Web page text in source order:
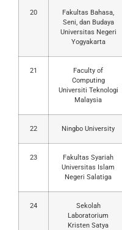
20
Fakultas Bahasa,
Seni, dan Budaya
Universitas Negeri
Yogyakarta
21
Faculty of
Computing
Universiti Teknologi
Malaysia
22 Ningbo University
23
Fakultas Syariah
Universitas Islam
Negeri Salatiga
24
Sekolah
Laboratorium
Kristen Satya